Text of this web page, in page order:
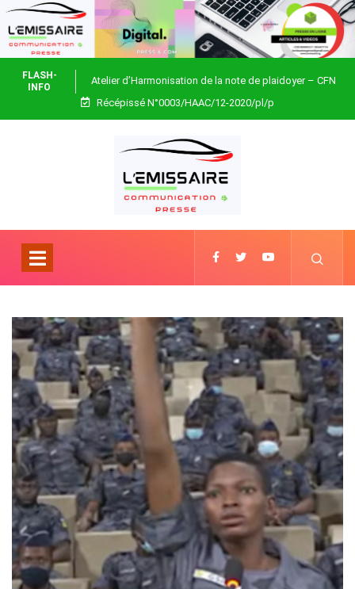
FLASH-
INFO
Atelier d’Harmonisation de la note de plaidoyer – CFN
Togo
Récépissé N°0003/HAAC/12-2020/pl/p